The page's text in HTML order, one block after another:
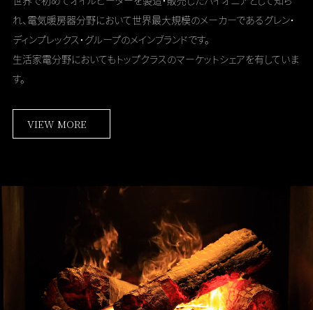
れ、 電気暖房器分野において世界最大規模のメーカーであるグレン・
ディンプレックス・グループのメインブランドです。
生活家電分野においてもトップクラスのマーケットシェアを有していま
す。
VIEW MORE